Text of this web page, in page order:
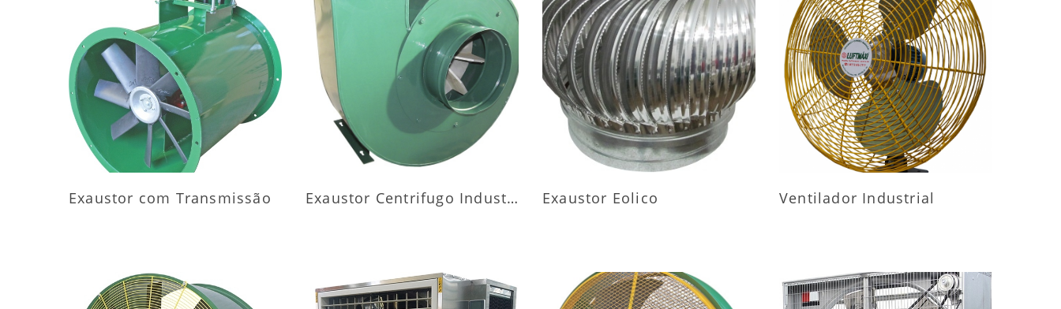
MAIS INFORMAÇÕES
Exaustor com Transmissão
MAIS INFORMAÇÕES
Exaustor Centrifugo Industrial
MAIS INFORMAÇÕES
Exaustor Eolico
MAIS INFORMAÇÕES
Ventilador Industrial